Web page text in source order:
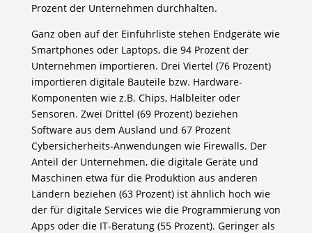
Prozent der Unternehmen durchhalten.
Ganz oben auf der Einfuhrliste stehen Endgeräte wie
Smartphones oder Laptops, die 94 Prozent der
Unternehmen importieren. Drei Viertel (76 Prozent)
importieren digitale Bauteile bzw. Hardware-
Komponenten wie z.B. Chips, Halbleiter oder
Sensoren. Zwei Drittel (69 Prozent) beziehen
Software aus dem Ausland und 67 Prozent
Cybersicherheits-Anwendungen wie Firewalls. Der
Anteil der Unternehmen, die digitale Geräte und
Maschinen etwa für die Produktion aus anderen
Ländern beziehen (63 Prozent) ist ähnlich hoch wie
der für digitale Services wie die Programmierung von
Apps oder die IT-Beratung (55 Prozent). Geringer als